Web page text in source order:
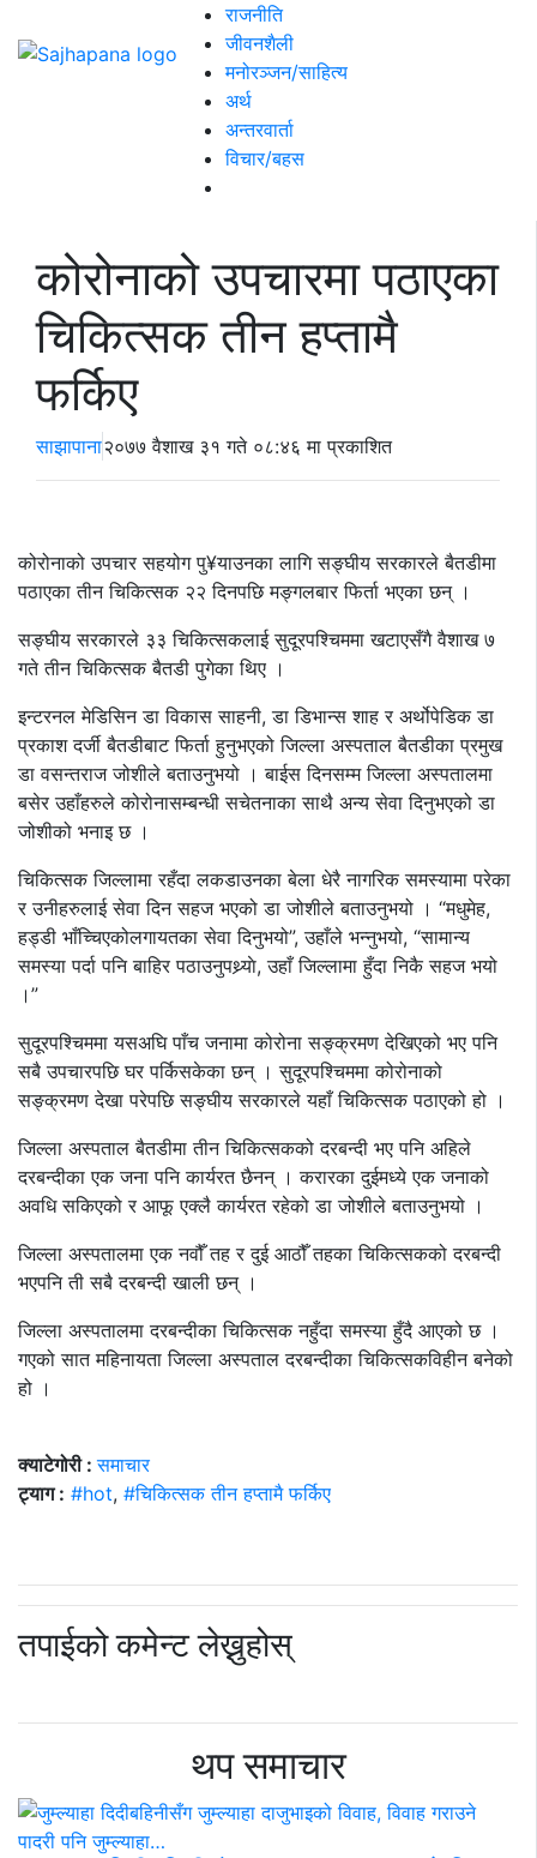
राजनीति
जीवनशैली
मनोरञ्जन/साहित्य
अर्थ
अन्तरवार्ता
विचार/बहस
कोरोनाको उपचारमा पठाएका
चिकित्सक तीन हप्तामै
फर्किए
साझापाना२०७७ वैशाख ३१ गते ०८:४६ मा प्रकाशित
कोरोनाको उपचार सहयोग पु¥याउनका लागि सङ्घीय सरकारले बैतडीमा
पठाएका तीन चिकित्सक २२ दिनपछि मङ्गलबार फिर्ता भएका छन् ।
सङ्घीय सरकारले ३३ चिकित्सकलाई सुदूरपश्चिममा खटाएसँगै वैशाख ७
गते तीन चिकित्सक बैतडी पुगेका थिए ।
इन्टरनल मेडिसिन डा विकास साहनी, डा डिभान्स शाह र अर्थोपेडिक डा
प्रकाश दर्जी बैतडीबाट फिर्ता हुनुभएको जिल्ला अस्पताल बैतडीका प्रमुख
डा वसन्तराज जोशीले बताउनुभयो । बाईस दिनसम्म जिल्ला अस्पतालमा
बसेर उहाँहरुले कोरोनासम्बन्धी सचेतनाका साथै अन्य सेवा दिनुभएको डा
जोशीको भनाइ छ ।
चिकित्सक जिल्लामा रहँदा लकडाउनका बेला धेरै नागरिक समस्यामा परेका
र उनीहरुलाई सेवा दिन सहज भएको डा जोशीले बताउनुभयो । “मधुमेह,
हड्डी भाँच्चिएकोलगायतका सेवा दिनुभयो”, उहाँले भन्नुभयो, “सामान्य
समस्या पर्दा पनि बाहिर पठाउनुपथ्र्याे, उहाँ जिल्लामा हुँदा निकै सहज भयो
।”
सुदूरपश्चिममा यसअघि पाँच जनामा कोरोना सङ्क्रमण देखिएको भए पनि
सबै उपचारपछि घर पर्किसकेका छन् । सुदूरपश्चिममा कोरोनाको
सङ्क्रमण देखा परेपछि सङ्घीय सरकारले यहाँ चिकित्सक पठाएको हो ।
जिल्ला अस्पताल बैतडीमा तीन चिकित्सकको दरबन्दी भए पनि अहिले
दरबन्दीका एक जना पनि कार्यरत छैनन् । करारका दुईमध्ये एक जनाको
अवधि सकिएको र आफू एक्लै कार्यरत रहेको डा जोशीले बताउनुभयो ।
जिल्ला अस्पतालमा एक नवौँ तह र दुई आठौँ तहका चिकित्सकको दरबन्दी
भएपनि ती सबै दरबन्दी खाली छन् ।
जिल्ला अस्पतालमा दरबन्दीका चिकित्सक नहुँदा समस्या हुँदै आएको छ ।
गएको सात महिनायता जिल्ला अस्पताल दरबन्दीका चिकित्सकविहीन बनेको
हो ।
क्याटेगोरी :समाचार
ट्याग : #hot, #चिकित्सक तीन हप्तामै फर्किए
तपाईको कमेन्ट लेख्नुहोस्
थप समाचार
नेपाल शिक्षक महासंघले आगामी भदौदेखि पुनः